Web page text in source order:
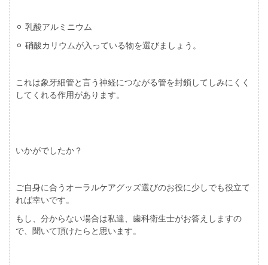
⚪︎ 乳酸アルミニウム
⚪︎ 硝酸カリウムが入っている物を選びましょう。
これは象牙細管と言う神経につながる管を封鎖してしみにくく
してくれる作用があります。
いかがでしたか？
ご自身に合うオーラルケアグッズ選びのお役に少しでも役立て
れば幸いです。
もし、分からない場合は私達、歯科衛生士がお答えしますの
で、聞いて頂けたらと思います。